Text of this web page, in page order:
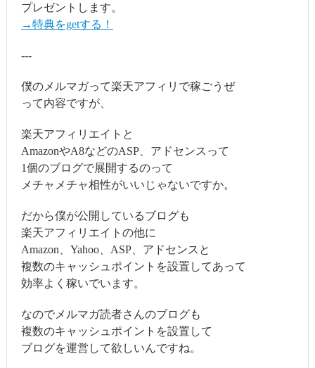
プレゼントします。
→特典をgetする！
---
僕のメルマガって楽天アフィリで稼ごうぜ
って内容ですが、
楽天アフィリエイトと
AmazonやA8などのASP、アドセンスって
1個のブログで展開するのって
メチャメチャ相性がいいじゃないですか。
だから僕が公開しているブログも
楽天アフィリエイトの他に
Amazon、Yahoo、ASP、アドセンスと
複数のキャッシュポイントを設置してあって
効率よく稼いでいます。
なのでメルマガ読者さんのブログも
複数のキャッシュポイントを設置して
ブログを運営して欲しいんですね。